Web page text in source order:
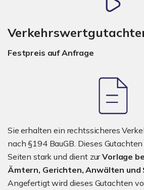
Festpreis auf Anfrage
Sie erhalten ein rechtssicheres
nach §194 BauGB. Dieses
Seiten stark und dient zurVorlage
Ämtern, Gerichten, Anwälten
Angefertigt wird dieses Gutachten